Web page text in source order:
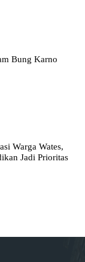
Bung Karno
Warga Wates,
Jadi Prioritas